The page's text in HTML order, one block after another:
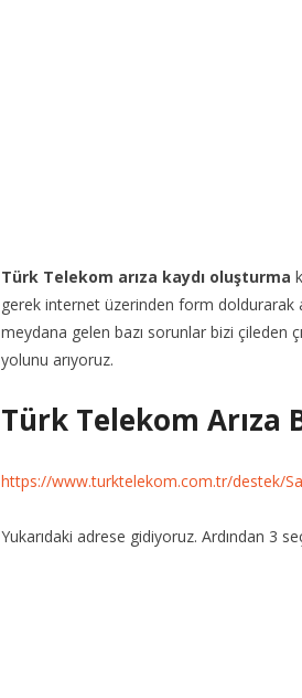
Türk Telekom arıza kaydı oluşturma
gerek internet üzerinden form doldurarak
meydana gelen bazı sorunlar bizi çileden
yolunu arıyoruz.
Türk Telekom
https://www.turktelekom.com.tr/destek/
Yukarıdaki adrese gidiyoruz. Ardından 3